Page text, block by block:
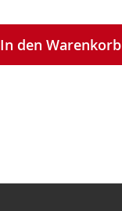
In den Warenkorb